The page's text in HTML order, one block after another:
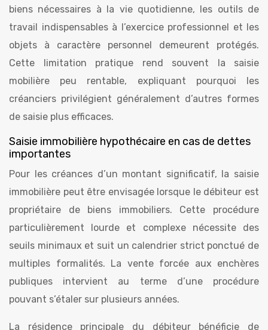
biens nécessaires à la vie quotidienne, les outils de
travail indispensables à l’exercice professionnel et les
objets à caractère personnel demeurent protégés.
Cette limitation pratique rend souvent la saisie
mobilière peu rentable, expliquant pourquoi les
créanciers privilégient généralement d’autres formes
de saisie plus efficaces.
Saisie immobilière hypothécaire en cas de dettes
importantes
Pour les créances d’un montant significatif, la saisie
immobilière peut être envisagée lorsque le débiteur est
propriétaire de biens immobiliers. Cette procédure
particulièrement lourde et complexe nécessite des
seuils minimaux et suit un calendrier strict ponctué de
multiples formalités. La vente forcée aux enchères
publiques intervient au terme d’une procédure
pouvant s’étaler sur plusieurs années.
La résidence principale du débiteur bénéficie de